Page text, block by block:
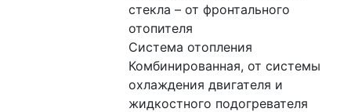
стекла – от фронтального
отопителя
Система отопления
Комбинированная, от системы
охлаждения двигателя и
жидкостного подогревателя